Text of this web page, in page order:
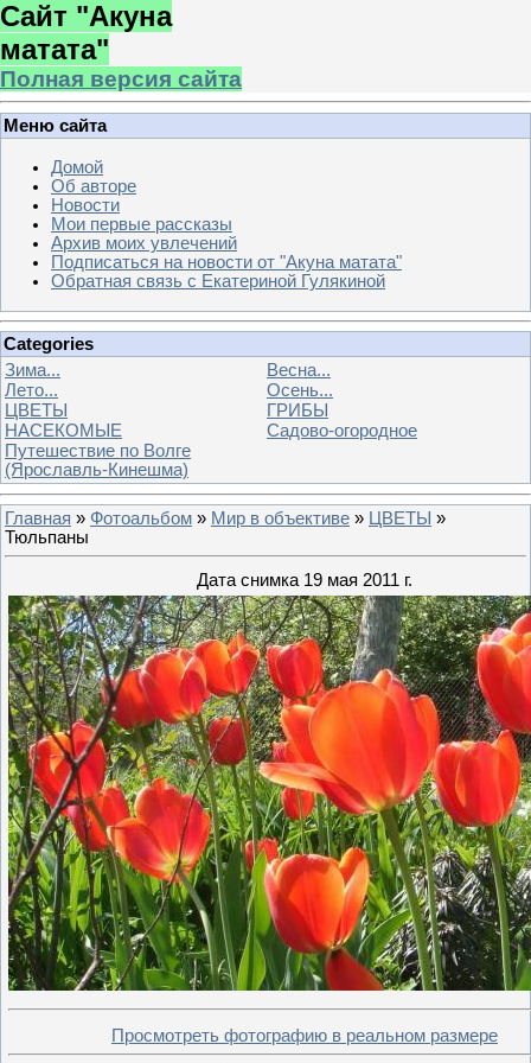
Сайт "Акуна
матата"
Полная версия сайта
Меню сайта
Домой
Об авторе
Новости
Мои первые рассказы
Архив моих увлечений
Подписаться на новости от "Акуна матата"
Обратная связь с Екатериной Гулякиной
Categories
Зима...
Весна...
Лето...
Осень...
ЦВЕТЫ
ГРИБЫ
НАСЕКОМЫЕ
Садово-огородное
Путешествие по Волге
(Ярославль-Кинешма)
Главная » Фотоальбом » Мир в объективе » ЦВЕТЫ »
Тюльпаны
Дата снимка 19 мая 2011 г.
Просмотреть фотографию в реальном размере